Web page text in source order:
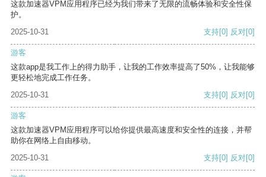
这款加速器VPM应用程序已经为我们带来了无限的流畅体验和安全性保
护。
2025-10-31
支持[0] 反对[0]
游客
这款app是我工作上的得力助手，让我的工作效率提高了50%，让我能够
更轻松地完成工作任务。
2025-10-31
支持[0] 反对[0]
游客
这款加速器VPM应用程序可以给你提供最高速度和安全性的连接，并帮
助你在网络上自由移动。
2025-10-31
支持[0] 反对[0]